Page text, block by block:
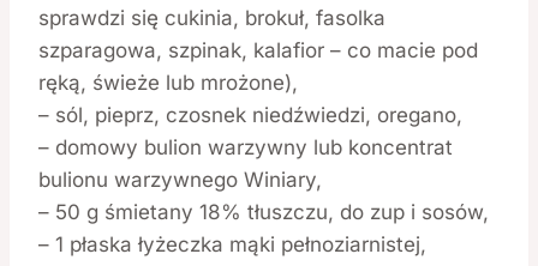
sprawdzi się cukinia, brokuł, fasolka
szparagowa, szpinak, kalafior – co macie pod
ręką, świeże lub mrożone),
– sól, pieprz, czosnek niedźwiedzi, oregano,
– domowy bulion warzywny lub koncentrat
bulionu warzywnego Winiary,
– 50 g śmietany 18% tłuszczu, do zup i sosów,
– 1 płaska łyżeczka mąki pełnoziarnistej,